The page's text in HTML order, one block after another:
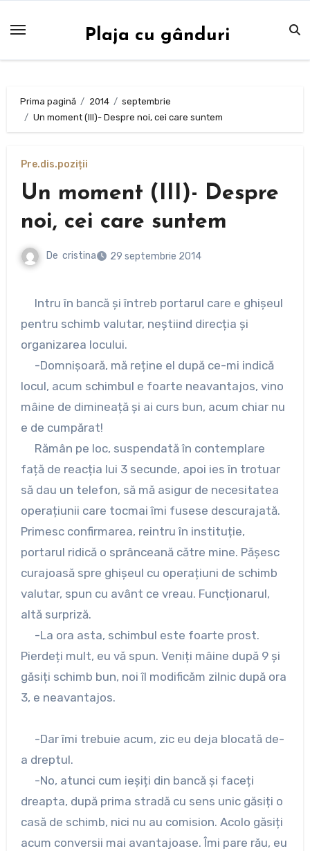
Plaja cu gânduri
Prima pagină 2014
septembrie
Un moment (III)- Despre noi, cei care suntem
Pre.dis.poziții
Un moment (III)- Despre
noi, cei care suntem
De cristina 29 septembrie 2014
Intru în bancă și întreb portarul care e ghișeul
pentru schimb valutar, neștiind direcția și
organizarea locului.
-Domnișoară, mă reține el după ce-mi indică
locul, acum schimbul e foarte neavantajos, vino
mâine de dimineață și ai curs bun, acum chiar nu
e de cumpărat!
Rămân pe loc, suspendată în contemplare
față de reacția lui 3 secunde, apoi ies în trotuar
să dau un telefon, să mă asigur de necesitatea
operațiunii care tocmai îmi fusese descurajată.
Primesc confirmarea, reintru în instituție,
portarul ridică o sprânceană către mine. Pășesc
curajoasă spre ghișeul cu operațiuni de schimb
valutar, spun cu avânt ce vreau. Funcționarul,
altă surpriză.
-La ora asta, schimbul este foarte prost.
Pierdeți mult, eu vă spun. Veniți mâine după 9 și
găsiți schimb bun, noi îl modificăm zilnic după ora
3, e neavantajos.
-Dar îmi trebuie acum, zic eu deja blocată de-
a dreptul.
-No, atunci cum ieșiți din bancă și faceți
dreapta, după prima stradă cu sens unic găsiți o
casă de schimb, nici nu au comision. Acolo găsiți
acum conversii mai avantajoase. Îmi pare rău, eu